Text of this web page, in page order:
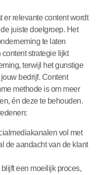
er relevante content wordt
juiste doelgroep. Het
te laten
strategie lijkt
terwijl het gunstige
bedrijf. Content
methode is om meer
én deze te behouden.
vol met
de aandacht van de klant
een moeilijk proces,